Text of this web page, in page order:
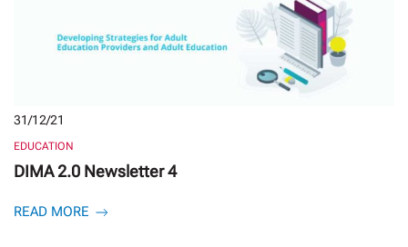
31/12/21
EDUCATION
DIMA 2.0 Newsletter 4
READ MORE